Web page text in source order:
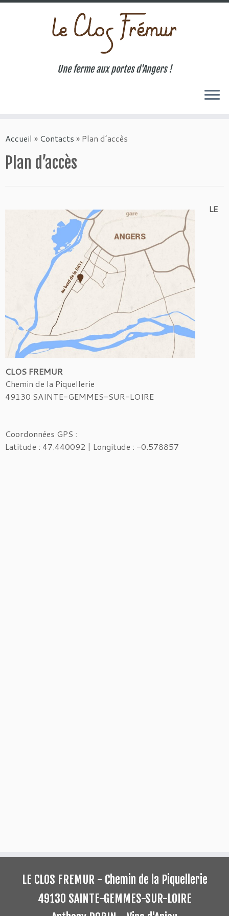
au
Une ferme aux portes d'Angers !
Accueil » Contacts » Plan d’accès
Plan d’accès
LE
CLOS FREMUR
Chemin de la Piquellerie
49130 SAINTE-GEMMES-SUR-LOIRE
Coordonnées GPS :
Latitude : 47.440092 | Longitude : -0.578857
LE CLOS FREMUR - Chemin de la Piquellerie
49130 SAINTE-GEMMES-SUR-LOIRE